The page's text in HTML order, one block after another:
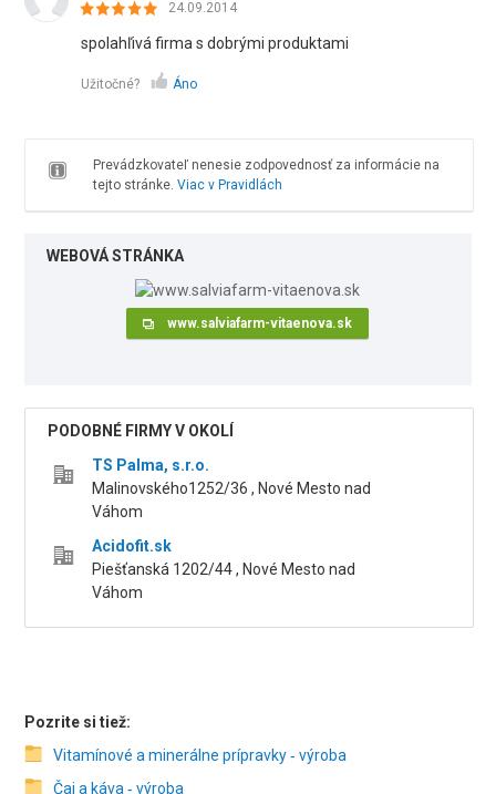
24.09.2014
spolahľivá firma s dobrými produktami
Užitočné? Áno
Prevádzkovateľ nenesie zodpovednosť za informácie na
tejto stránke. Viac v Pravidlách
WEBOVÁ STRÁNKA
www.salviafarm-vitaenova.sk
PODOBNÉ FIRMY V OKOLÍ
TS Palma, s.r.o.
Malinovského1252/36 , Nové Mesto nad
Váhom
Acidofit.sk
Piešťanská 1202/44 , Nové Mesto nad
Váhom
Pozrite si tiež:
Vitamínové a minerálne prípravky ‑ výroba
Čaj a káva ‑ výroba